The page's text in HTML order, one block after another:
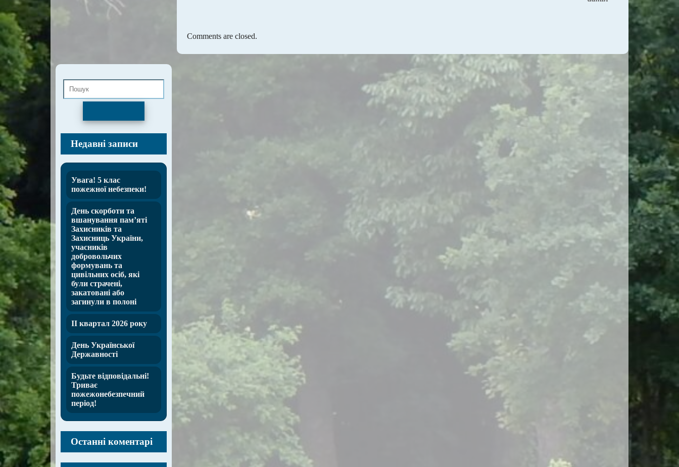
Comments are closed.
Недавні записи
Увага! 5 клас
пожежної небезпеки!
День скорботи та
вшанування пам’яті
Захисників та
Захисниць України,
учасників
добровольчих
формувань та
цивільних осіб, які
були страчені,
закатовані або
загинули в полоні
ІІ квартал 2026 року
День Української
Державності
Будьте відповідальні!
Триває
пожежонебезпечний
період!
Останні коментарі